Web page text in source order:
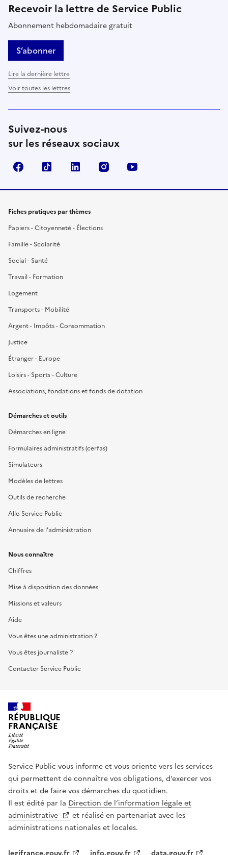
Recevoir la lettre de Service Public
Abonnement hebdomadaire gratuit
S’abonner
Lire la dernière lettre
Voir toutes les lettres
Suivez-nous
sur les réseaux sociaux
FacebookTikTok LinkedIn Instagram
Fiches pratiques par thèmes
Papiers - Citoyenneté - Élections
Famille - Scolarité
Social - Santé
Travail - Formation
Logement
Transports - Mobilité
Argent - Impôts - Consommation
Justice
Étranger - Europe
Loisirs - Sports - Culture
Associations, fondations et fonds de dotation
Démarches et outils
Démarches en ligne
Formulaires administratifs (cerfas)
Simulateurs
Modèles de lettres
Outils de recherche
Allo Service Public
Annuaire de l'administration
Nous connaître
Chiffres
Mise à disposition des données
Missions et valeurs
Aide
Vous êtes une administration ?
Vous êtes journaliste ?
Contacter Service Public
RÉPUBLIQUE
FRANÇAISE
Service Public vous informe et vous oriente vers les services
qui permettent de connaître vos obligations, d’exercer vos
droits et de faire vos démarches du quotidien.
Il est édité par la Direction de l’information légale et
administrative
et réalisé en partenariat avec les
administrations nationales et locales.